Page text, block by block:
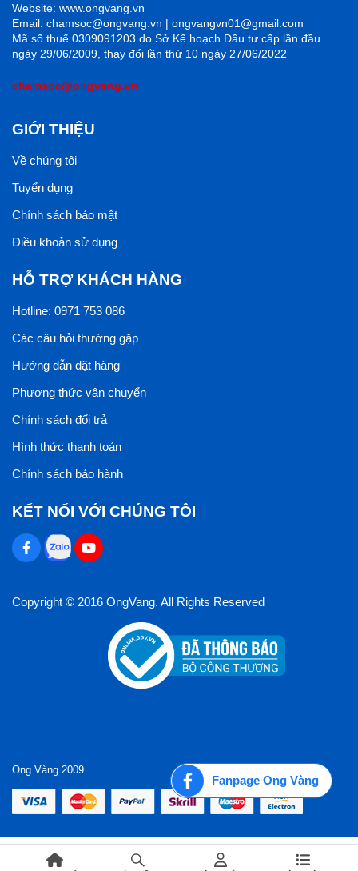
chung vào nguyên liệu để làm gạch, do đó màu sắc gạch
sẽ không bị phai theo năm tháng.
Không bong tróc
gạch cho đến bề mặt, từ đó bề mặt gạch có độ cứng hơn,
Kết luận
Việc lựa chọn gạch ốp lát phù hợp không chỉ đảm bảo
công trình bền đẹp và còn tối ưu về chi phí và thời gian.
Qua bài viết trên hi vọng Ong Vàng đã phần nào hiểu
Nếu bạn cần gạch ốp lát giá thành thấp thì chọn
Ceramic, nếu cần sự cao cấp, tinh tế, bền bỉ thì chọn
Website: www.ongvang.vn
Email: chamsoc@ongvang.vn | ongvangvn01@gmail.com
Mã số thuế 0309091203 do Sở Kế hoạch Đầu tư cấp lần đầu
ngày 29/06/2009, thay đổi lần thứ 10 ngày 27/06/2022
chamsoc@ongvang.vn
GIỚI THIỆU
Về chúng tôi
Tuyển dụng
Chính sách bảo mật
Điều khoản sử dụng
HỖ TRỢ KHÁCH HÀNG
Hotline: 0971 753 086
Các câu hỏi thường gặp
Hướng dẫn đặt hàng
Phương thức vận chuyển
Chính sách đổi trả
Hình thức thanh toán
Chính sách bảo hành
KẾT NỐI VỚI CHÚNG TÔI
Copyright © 2016 OngVang. All Rights Reserved
Ong Vàng 2009
Fanpage Ong Vàng